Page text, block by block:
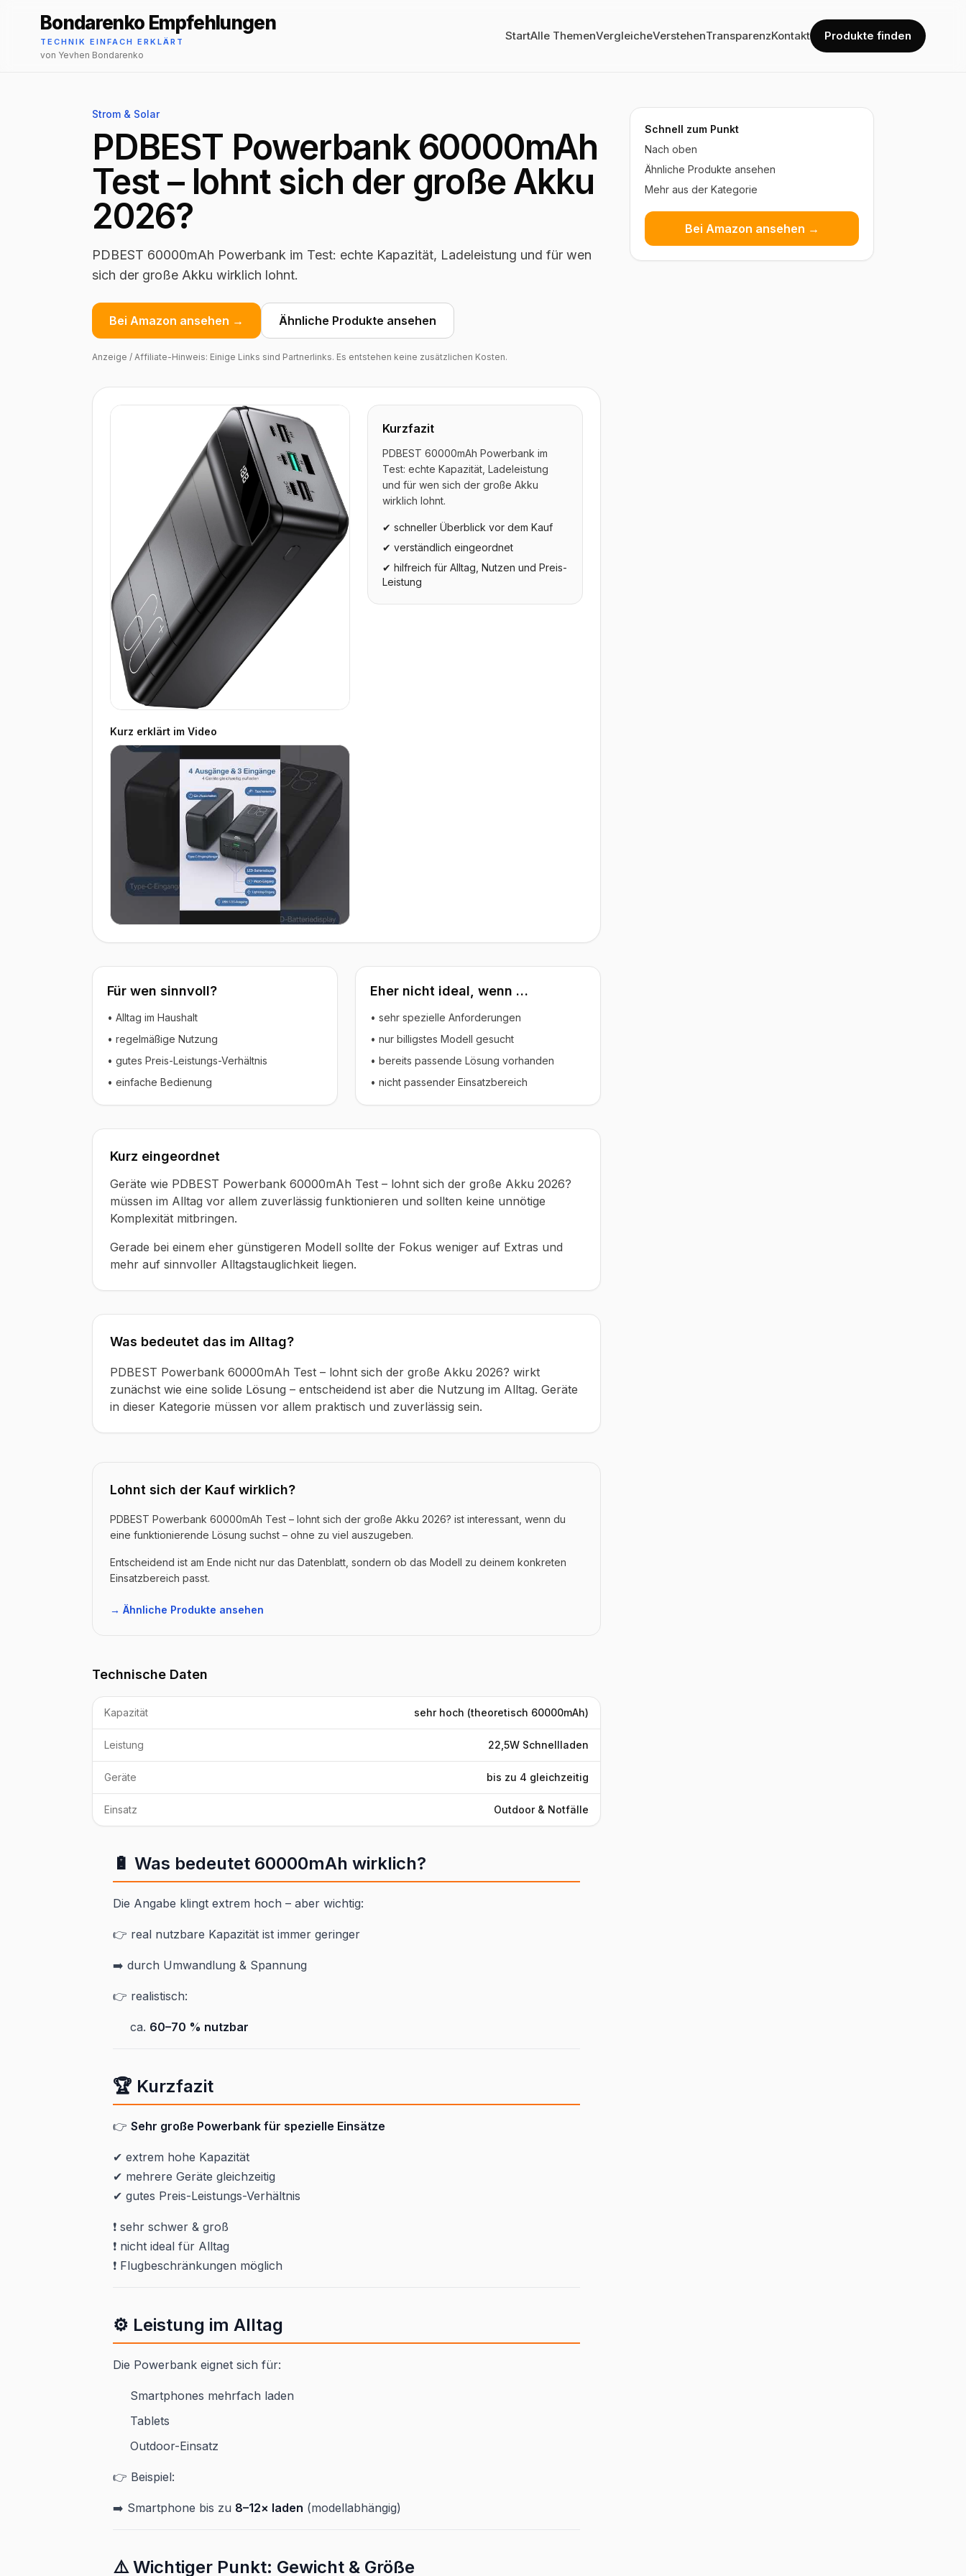
Bondarenko Empfehlungen
TECHNIK EINFACH ERKLÄRT
von Yevhen Bondarenko
StartAlle ThemenVergleicheVerstehenTransparenzKontakt Produkte finden
Strom & Solar
PDBEST Powerbank 60000mAh
Test – lohnt sich der große Akku
2026?
PDBEST 60000mAh Powerbank im Test: echte Kapazität, Ladeleistung und für wen
sich der große Akku wirklich lohnt.
Bei Amazon ansehen → Ähnliche Produkte ansehen
Anzeige / Affiliate-Hinweis: Einige Links sind Partnerlinks. Es entstehen keine zusätzlichen Kosten.
Kurz erklärt im Video
▶ Video ansehen
Kurzfazit
PDBEST 60000mAh Powerbank im
Test: echte Kapazität, Ladeleistung
und für wen sich der große Akku
wirklich lohnt.
✔ schneller Überblick vor dem Kauf
✔ verständlich eingeordnet
✔ hilfreich für Alltag, Nutzen und Preis-
Leistung
Für wen sinnvoll?
• Alltag im Haushalt
• regelmäßige Nutzung
• gutes Preis-Leistungs-Verhältnis
• einfache Bedienung
Eher nicht ideal, wenn …
• sehr spezielle Anforderungen
• nur billigstes Modell gesucht
• bereits passende Lösung vorhanden
• nicht passender Einsatzbereich
Kurz eingeordnet
Geräte wie PDBEST Powerbank 60000mAh Test – lohnt sich der große Akku 2026?
müssen im Alltag vor allem zuverlässig funktionieren und sollten keine unnötige
Komplexität mitbringen.
Gerade bei einem eher günstigeren Modell sollte der Fokus weniger auf Extras und
mehr auf sinnvoller Alltagstauglichkeit liegen.
Was bedeutet das im Alltag?
PDBEST Powerbank 60000mAh Test – lohnt sich der große Akku 2026? wirkt
zunächst wie eine solide Lösung – entscheidend ist aber die Nutzung im Alltag. Geräte
in dieser Kategorie müssen vor allem praktisch und zuverlässig sein.
Lohnt sich der Kauf wirklich?
PDBEST Powerbank 60000mAh Test – lohnt sich der große Akku 2026? ist interessant, wenn du
eine funktionierende Lösung suchst – ohne zu viel auszugeben.
Entscheidend ist am Ende nicht nur das Datenblatt, sondern ob das Modell zu deinem konkreten
Einsatzbereich passt.
→ Ähnliche Produkte ansehen
Technische Daten
Kapazität sehr hoch (theoretisch 60000mAh)
Leistung 22,5W Schnellladen
Geräte bis zu 4 gleichzeitig
Einsatz Outdoor & Notfälle
🔋 Was bedeutet 60000mAh wirklich?
Die Angabe klingt extrem hoch – aber wichtig:
👉 real nutzbare Kapazität ist immer geringer
➡️ durch Umwandlung & Spannung
👉 realistisch:
ca. 60–70 % nutzbar
🏆 Kurzfazit
👉 Sehr große Powerbank für spezielle Einsätze
✔ extrem hohe Kapazität
✔ mehrere Geräte gleichzeitig
✔ gutes Preis-Leistungs-Verhältnis
❗ sehr schwer & groß
❗ nicht ideal für Alltag
❗ Flugbeschränkungen möglich
⚙️ Leistung im Alltag
Die Powerbank eignet sich für:
Smartphones mehrfach laden
Tablets
Outdoor-Einsatz
👉 Beispiel:
➡️ Smartphone bis zu 8–12× laden (modellabhängig)
⚠️ Wichtiger Punkt: Gewicht & Größe
Schnell zum Punkt
Nach oben
Ähnliche Produkte ansehen
Mehr aus der Kategorie
Bei Amazon ansehen →